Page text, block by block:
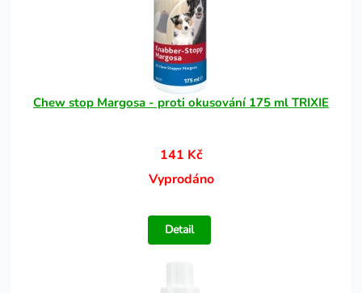
Chew stop Margosa - proti okusování 175 ml TRIXIE
141 Kč
Vyprodáno
Detail